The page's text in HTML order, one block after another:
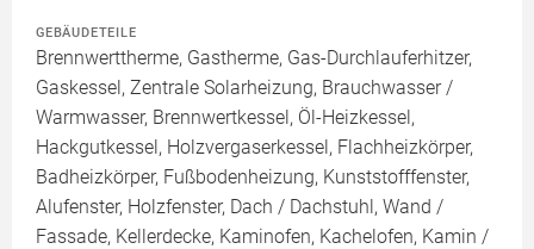
GEBÄUDETEILE
Brennwerttherme, Gastherme, Gas-Durchlauferhitzer,
Gaskessel, Zentrale Solarheizung, Brauchwasser /
Warmwasser, Brennwertkessel, Öl-Heizkessel,
Hackgutkessel, Holzvergaserkessel, Flachheizkörper,
Badheizkörper, Fußbodenheizung, Kunststofffenster,
Alufenster, Holzfenster, Dach / Dachstuhl, Wand /
Fassade, Kellerdecke, Kaminofen, Kachelofen, Kamin /